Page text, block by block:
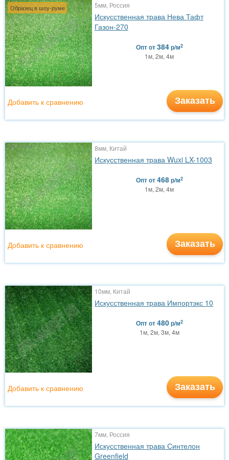
Образец в шоу-руме 5мм, Россия
Искусственная трава Нева Тафт
Газон-270
Оптот384р/м2
1м, 2м, 4м
Заказать
Добавить к сравнению
8мм, Китай
Искусственная трава Wuxi LX-1003
Оптот468р/м2
1м, 2м, 4м
Заказать
Добавить к сравнению
10мм, Китай
Искусственная трава Импортэкс 10
Оптот480р/м2
1м, 2м, 3м, 4м
Заказать
Добавить к сравнению
7мм, Россия
Искусственная трава Синтелон
Greenfield